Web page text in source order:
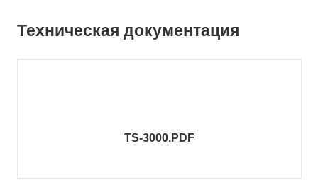
Техническая документация
TS-3000.PDF